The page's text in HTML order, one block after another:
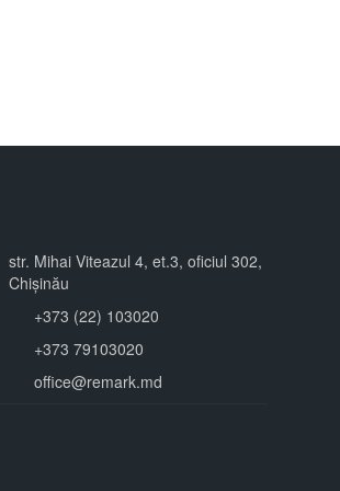
str. Mihai Viteazul 4, et.3, oficiul 302,
Chișinău
+373 (22) 103020
+373 79103020
office@remark.md